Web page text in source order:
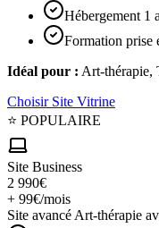
Hébergement 1
Formation prise
Idéal pour : Art-thérapie,
Choisir Site Vitrine
⭐ POPULAIRE
Site Business
2 990€
+ 99€/mois
Site avancé Art-thérapie